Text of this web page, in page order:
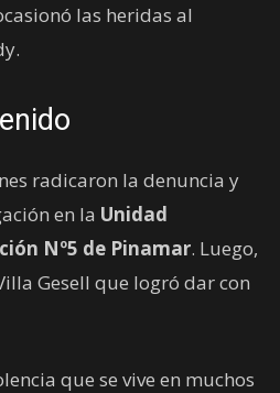
las heridas al
radicaron la denuncia y
en la Unidad
Nº5 de Pinamar. Luego,
Gesell que logró dar con
que se vive en muchos